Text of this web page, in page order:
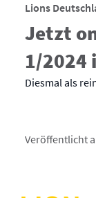
Lions
Jetzt
1/2024
Diesmal als
Veröffentlicht